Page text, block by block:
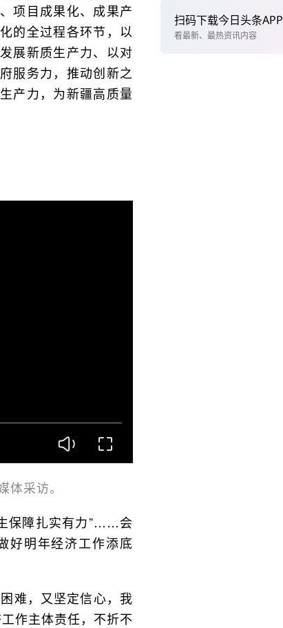
项目成果化、成果产
的全过程各环节，以
展新质生产力、以对
服务力，推动创新之
产力，为新疆高质量
采访。
保障扎实有力”……会
好明年经济工作添底
难，又坚定信心，我
作主体责任，不折不
扫码下载今日头条APP
看最新、最热资讯内容